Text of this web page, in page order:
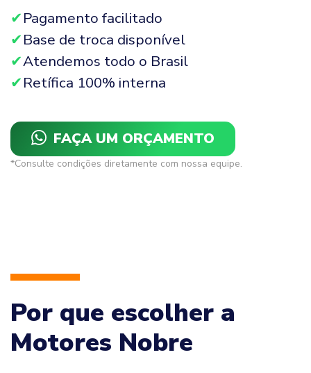
Pagamento facilitado
Base de troca disponível
Atendemos todo o Brasil
Retífica 100% interna
FAÇA UM ORÇAMENTO
*Consulte condições diretamente com nossa equipe.
Por que escolher a
Motores Nobre